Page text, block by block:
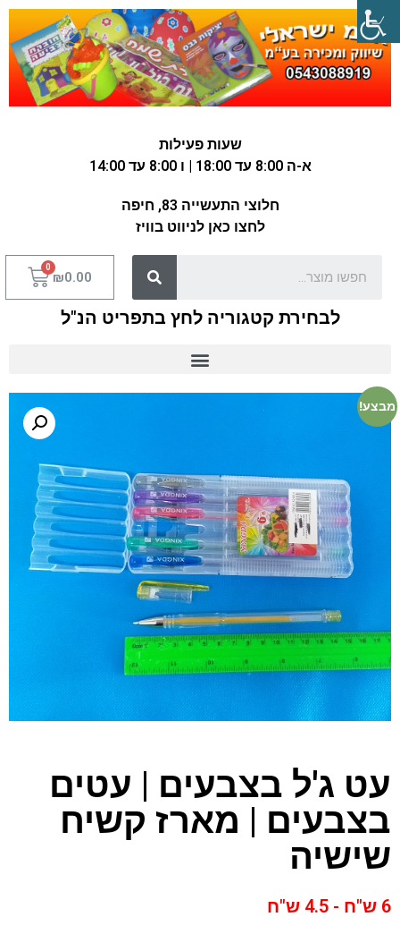
שעות פעילות
א-ה 8:00 עד 18:00 | ו 8:00 עד 14:00
חלוצי התעשייה 83, חיפה
לחצו כאן לניווט בוויז
₪0.00
לבחירת קטגוריה לחץ בתפריט הנ"ל
מבצע!
עט ג'ל בצבעים | עטים
בצבעים | מארז קשיח
שישיה
6 ש"ח - 4.5 ש"ח